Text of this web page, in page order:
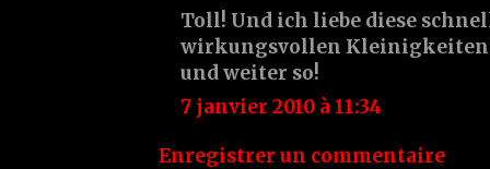
Toll! Und ich liebe diese
wirkungsvollen Kleinigkeiten
und weiter so!
7 janvier 2010 à 11:34
Enregistrer un commentaire